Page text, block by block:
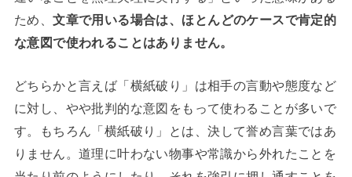
ため、文章で用いる場合は、ほとんどのケースで肯定的
な意図で使われることはありません。
どちらかと言えば「横紙破り」は相手の言動や態度など
に対し、やや批判的な意図をもって使わることが多いで
す。
もちろん「横紙破り」とは、決して誉め言葉ではあ
りません。道理に叶わない物事や常識から外れたことを